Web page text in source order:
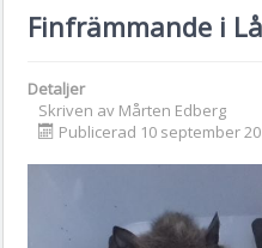
Finfrämmande i
Detaljer
Skriven av Mårten Edberg
Publicerad 10 september